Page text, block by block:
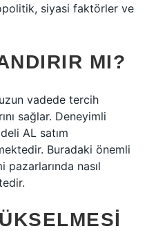
siyasi faktörler ve
MI?
uzun vadede tercih
sağlar. Deneyimli
AL satım
Buradaki önemli
nasıl